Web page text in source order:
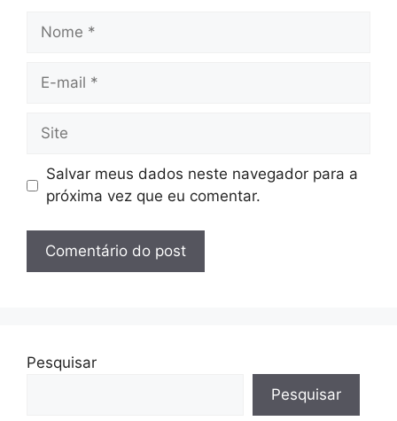
Nome
Site
Salvar meus dados neste navegador para a
próxima vez que eu comentar.
Pesquisar
Pesquisar